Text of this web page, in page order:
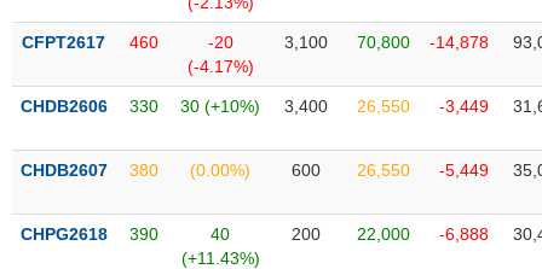
CFPT2617 460
-20
(-4.17%)
3,100 70,800 -14,878
CHDB2606 330 30 (+10%) 3,400 26,550 -3,449
CHDB2607 380 (0.00%) 600 26,550 -5,449
CHPG2618 390
40
(+11.43%)
200 22,000 -6,888
SỨC
TÀI